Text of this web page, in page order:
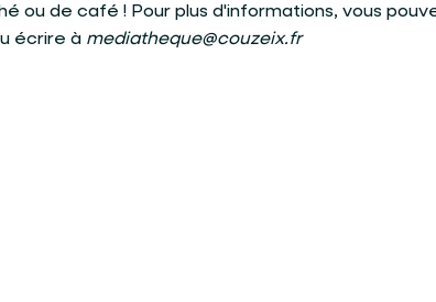
ou de café ! Pour plus d'informations, vous
écrire à mediatheque@couzeix.fr